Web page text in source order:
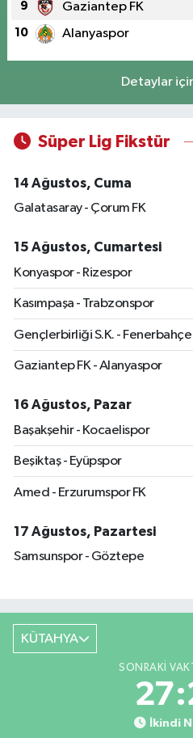
9 Gaziantep FK
10 Alanyaspor
Detaylar
Süper Lig Fikstür
14 Ağustos, Cuma
Galatasaray - Çorum FK
15 Ağustos, Cumartesi
Konyaspor - Rizespor
Kasımpaşa - Trabzonspor
Gençlerbirliği S.K. - Fenerbahçe
Gaziantep FK - Alanyaspor
16 Ağustos, Pazar
Başakşehir - Kocaelispor
Beşiktaş - Eyüpspor
Amed - Erzurumspor FK
17 Ağustos, Pazartesi
Samsunspor - Göztepe
KÜTAHYA
SONRAKI
İkindi